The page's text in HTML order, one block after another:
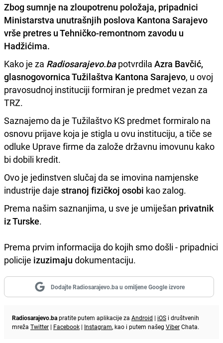
Zbog sumnje na zloupotrenu položaja, pripadnici
Ministarstva unutrašnjih poslova Kantona Sarajevo
vrše pretres u Tehničko-remontnom zavodu u
Hadžićima.
Kako je za Radiosarajevo.bapotvrdila Azra Bavčić,
glasnogovornica Tužilaštva Kantona Sarajevo, u ovoj
pravosudnoj instituciji formiran je predmet vezan za
TRZ.
Saznajemo da je Tužilaštvo KS predmet formiralo na
osnovu prijave koja je stigla u ovu instituciju, a tiče se
odluke Uprave firme da založe državnu imovunu kako
bi dobili kredit.
Ovo je jedinstven slučaj da se imovina namjenske
industrije daje stranoj fizičkoj osobi kao zalog.
Prema našim saznanjima, u sve je umiješan privatnik
iz Turske.
Prema prvim informacija do kojih smo došli - pripadnici
policije izuzimaju dokumentaciju.
Dodajte Radiosarajevo.ba u omiljene Google izvore
Radiosarajevo.bapratite putem aplikacije za Android | iOS i društvenih
mreža Twitter | Facebook | Instagram, kao i putem našeg ViberChata.